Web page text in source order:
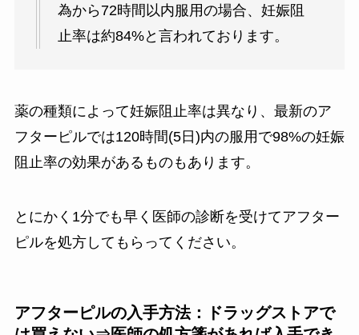
為から72時間以内服用の場合、妊娠阻
止率は約84%と言われております。
薬の種類によって妊娠阻止率は異なり、最新のア
フターピルでは120時間(5日)内の服用で98%の妊娠
阻止率の効果があるものもあります。
とにかく1分でも早く医師の診断を受けてアフター
ピルを処方してもらってください。
アフターピルの入手方法：ドラッグストアで